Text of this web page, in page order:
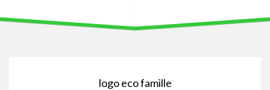
logo eco famille